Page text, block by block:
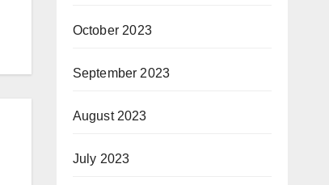
October 2023
September 2023
August 2023
July 2023